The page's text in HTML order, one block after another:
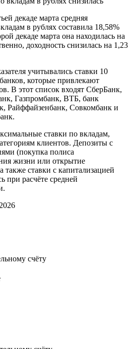
декаде марта средняя
в рублях составила 18,58%
декаде марта она находилась на
доходность снизилась на 1,23
учитывались ставки 10
которые привлекают
В этот список входят СберБанк,
Газпромбанк, ВТБ, банк
Райффайзенбанк, Совкомбанк и
ставки по вкладам,
клиентов. Депозиты с
(покупка полиса
жизни или открытие
также ставки с капитализацией
при расчёте средней
счёту